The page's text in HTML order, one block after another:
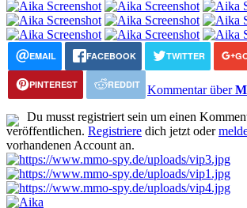
EMAIL FACEBOOK TWITTER
PINTEREST REDDIT Kommentar über
Du musst registriert sein um einen
veröffentlichen. Registriere dich jetzt oder
vorhandenen Account an.